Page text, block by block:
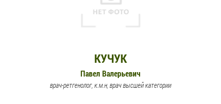
КУЧУК
Павел Валерьевич
врач-ретгенолог, к.м.н, врач высшей категории